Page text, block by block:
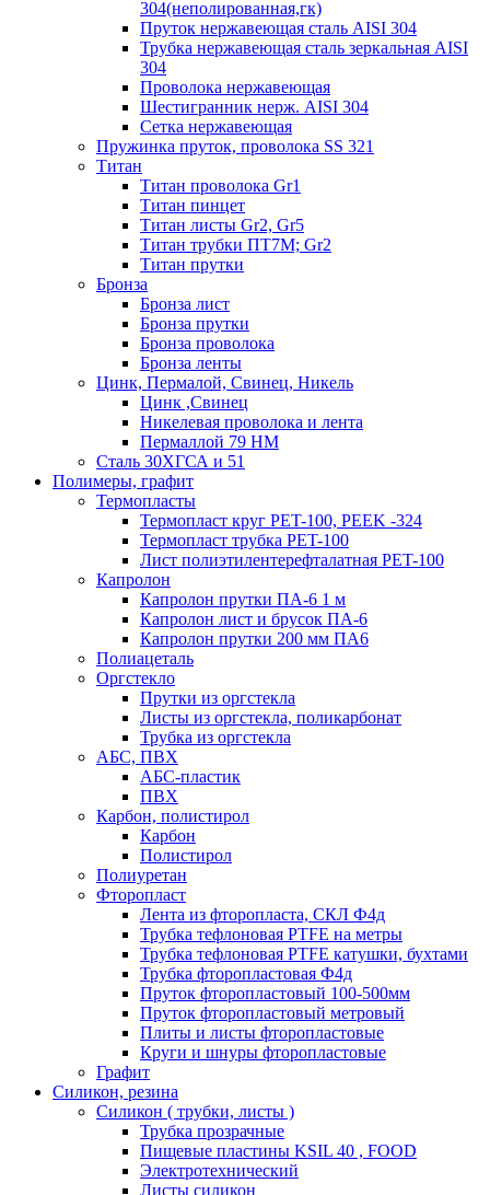
304(неполированная,гк)
Пруток нержавеющая сталь AISI 304
Трубка нержавеющая сталь зеркальная AISI
304
Проволока нержавеющая
Шестигранник нерж. AISI 304
Сетка нержавеющая
Пружинка пруток, проволока SS 321
Титан
Титан проволока Gr1
Титан пинцет
Титан листы Gr2, Gr5
Титан трубки ПТ7М; Gr2
Титан прутки
Бронза
Бронза лист
Бронза прутки
Бронза проволока
Бронза ленты
Цинк, Пермалой, Свинец, Никель
Цинк ,Свинец
Никелевая проволока и лента
Пермаллой 79 НМ
Сталь 30ХГСА и 51
Полимеры, графит
Термопласты
Термопласт круг PET-100, PEEK -324
Термопласт трубка PET-100
Лист полиэтилентерефталатная PET-100
Капролон
Капролон прутки ПА-6 1 м
Капролон лист и брусок ПА-6
Капролон прутки 200 мм ПА6
Полиацеталь
Оргстекло
Прутки из оргстекла
Листы из оргстекла, поликарбонат
Трубка из оргстекла
АБС, ПВХ
АБС-пластик
ПВХ
Карбон, полистирол
Карбон
Полистирол
Полиуретан
Фторопласт
Лента из фторопласта, СКЛ Ф4д
Трубка тефлоновая PTFE на метры
Трубка тефлоновая PTFE катушки, бухтами
Трубка фторопластовая Ф4д
Пруток фторопластовый 100-500мм
Пруток фторопластовый метровый
Плиты и листы фторопластовые
Круги и шнуры фторопластовые
Графит
Силикон, резина
Силикон ( трубки, листы )
Трубка прозрачные
Пищевые пластины KSIL 40 , FOOD
Электротехнический
Листы силикон